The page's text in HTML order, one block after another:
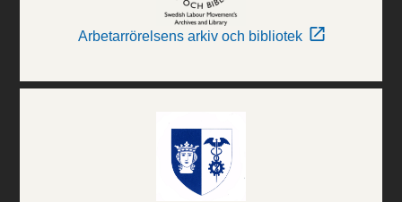
Arbetarrörelsens arkiv och bibliotek